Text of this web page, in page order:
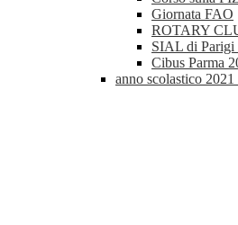
Giornata FAO
ROTARY
SIAL di Parigi
Cibus Parma
anno scolastico